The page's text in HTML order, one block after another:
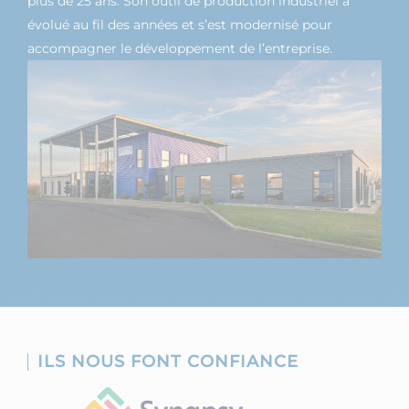
évolué au fil des années et s’est modernisé pour
accompagner le développement de l’entreprise.
ILS NOUS FONT CONFIANCE